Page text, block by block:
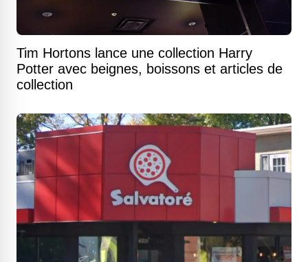
Tim Hortons lance une collection Harry
Potter avec beignes, boissons et articles de
collection